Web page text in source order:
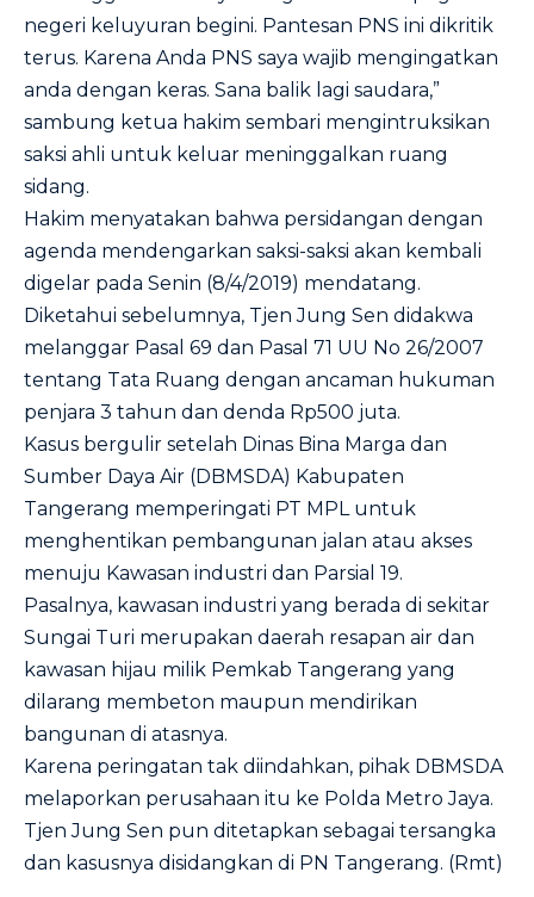
negeri keluyuran begini. Pantesan PNS ini dikritik
terus. Karena Anda PNS saya wajib mengingatkan
anda dengan keras. Sana balik lagi saudara,”
sambung ketua hakim sembari mengintruksikan
saksi ahli untuk keluar meninggalkan ruang
sidang.
Hakim menyatakan bahwa persidangan dengan
agenda mendengarkan saksi-saksi akan kembali
digelar pada Senin (8/4/2019) mendatang.
Diketahui sebelumnya, Tjen Jung Sen didakwa
melanggar Pasal 69 dan Pasal 71 UU No 26/2007
tentang Tata Ruang dengan ancaman hukuman
penjara 3 tahun dan denda Rp500 juta.
Kasus bergulir setelah Dinas Bina Marga dan
Sumber Daya Air (DBMSDA) Kabupaten
Tangerang memperingati PT MPL untuk
menghentikan pembangunan jalan atau akses
menuju Kawasan industri dan Parsial 19.
Pasalnya, kawasan industri yang berada di sekitar
Sungai Turi merupakan daerah resapan air dan
kawasan hijau milik Pemkab Tangerang yang
dilarang membeton maupun mendirikan
bangunan di atasnya.
Karena peringatan tak diindahkan, pihak DBMSDA
melaporkan perusahaan itu ke Polda Metro Jaya.
Tjen Jung Sen pun ditetapkan sebagai tersangka
dan kasusnya disidangkan di PN Tangerang. (Rmt)